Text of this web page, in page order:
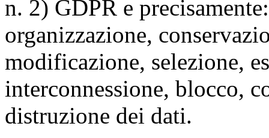
n. 2) GDPR e
organizzazione,
modificazione, selezione,
interconnessione, blocco,
distruzione dei dati.